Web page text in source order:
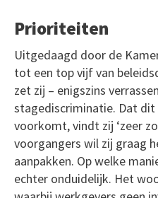
Prioriteiten
Uitgedaagd door de
tot een top vijf van
zet zij – enigszins
stagediscriminatie. Dat
voorkomt, vindt zij ‘zeer
voorgangers wil zij graag
aanpakken. Op welke
echter onduidelijk. Het